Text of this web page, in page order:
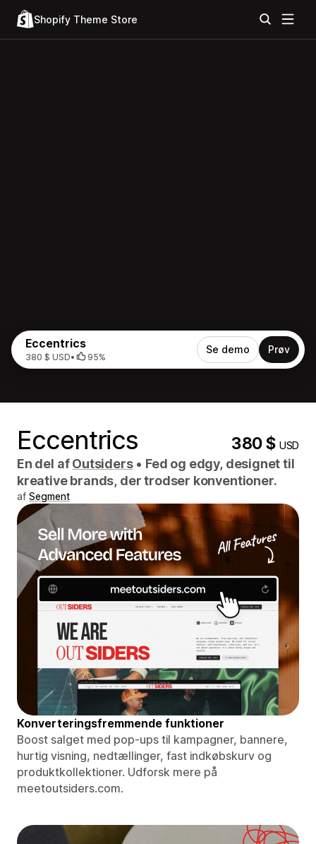
Shopify Theme Store
Eccentrics
380 $ USD• 95%
Se demo Prøv
Eccentrics 380 $USD
En del afOutsiders • Fed og edgy, designet til
kreative brands, der trodser konventioner.
af Segment
Konverteringsfremmende funktioner
Boost salget med pop-ups til kampagner, bannere,
hurtig visning, nedtællinger, fast indkøbskurv og
produktkollektioner. Udforsk mere på
meetoutsiders.com.